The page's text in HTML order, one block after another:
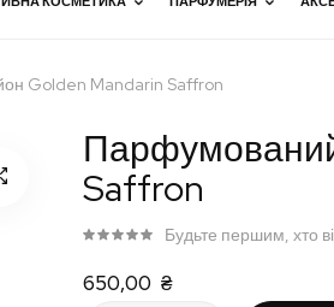
Golden Mandarin Saffron
Saffron
650,00 ₴
Будьте першим, хто